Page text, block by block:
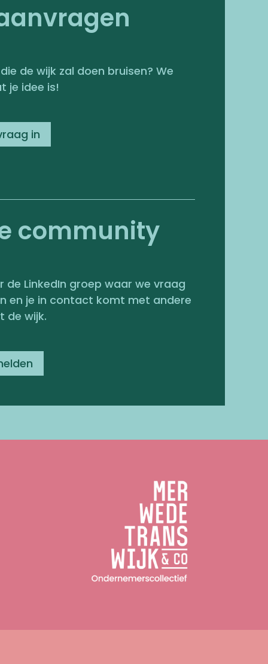
de wijk zal doen bruisen? We
je idee is!
in
community
de LinkedIn groep waar we vraag
en je in contact komt met andere
de wijk.